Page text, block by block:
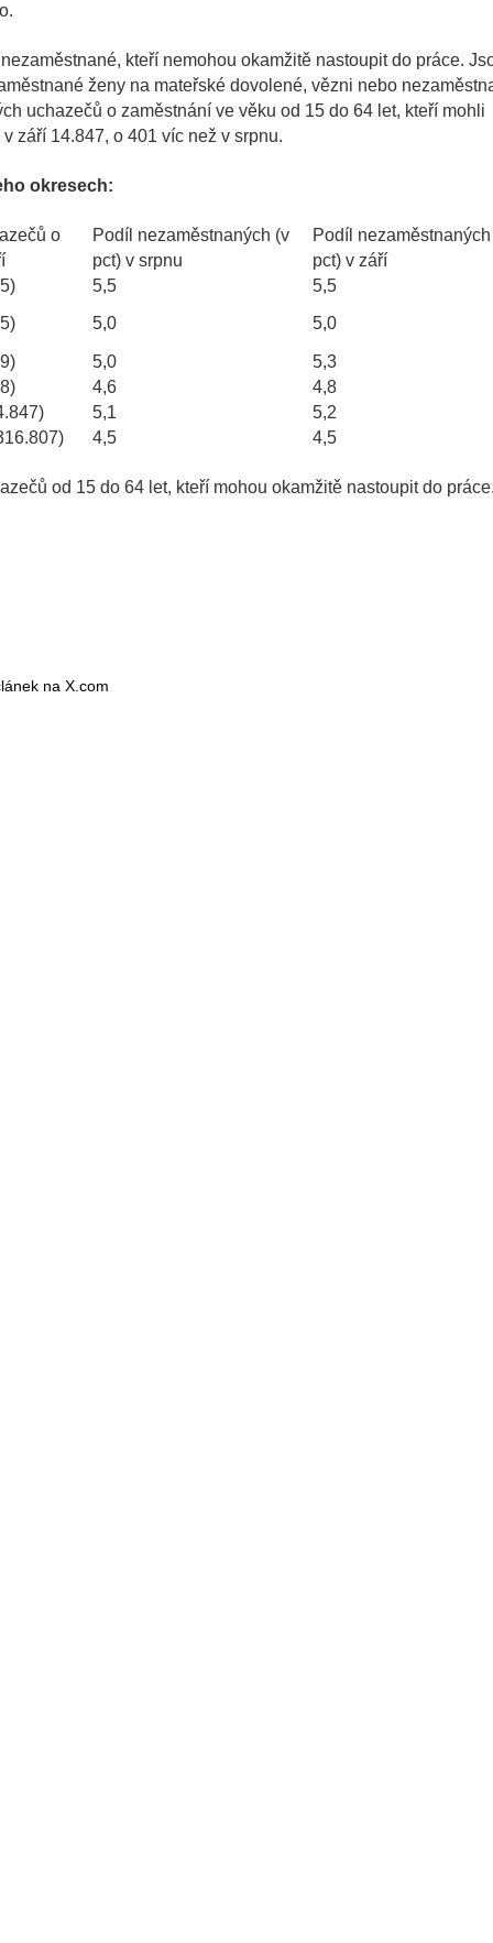
kteří nemohou okamžitě nastoupit do práce.
ženy na mateřské dovolené, vězni nebo
uchazečů o zaměstnání ve věku od 15 do 64 let, kteří mohli
září 14.847, o 401 víc než v srpnu.
okresech:
o
Podíl nezaměstnaných (v
pct) v srpnu
Podíl
pct) v září
5,5
5,5
5,0 5,0
5,0
5,3
4,6
4,8
5,1
5,2
4,5 4,5
od 15 do 64 let, kteří mohou okamžitě nastoupit do
na X.com